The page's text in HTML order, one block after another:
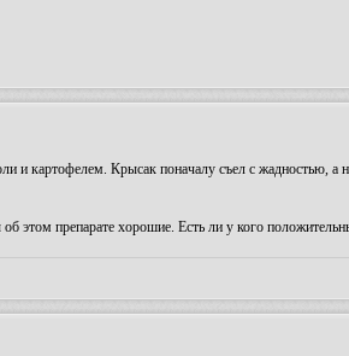
и картофелем. Крысак поначалу съел с жадностью, а
этом препарате хорошие. Есть ли у кого